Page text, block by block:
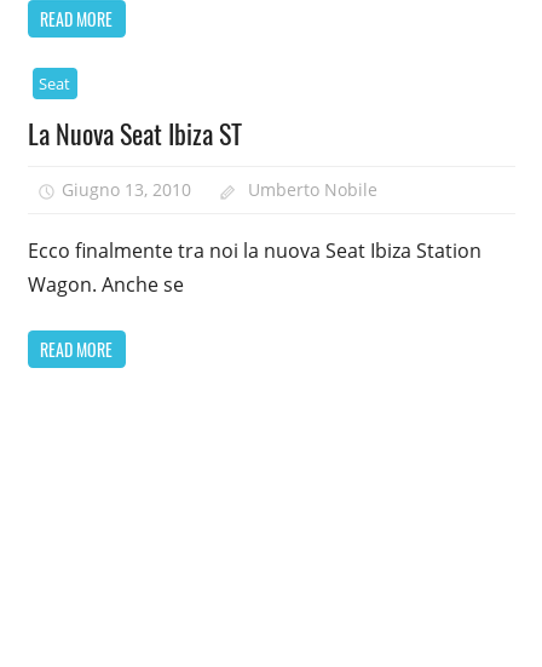
READ MORE
Seat
La Nuova Seat Ibiza ST
Giugno 13, 2010 Umberto Nobile
Ecco finalmente tra noi la nuova Seat Ibiza Station
Wagon. Anche se
READ MORE